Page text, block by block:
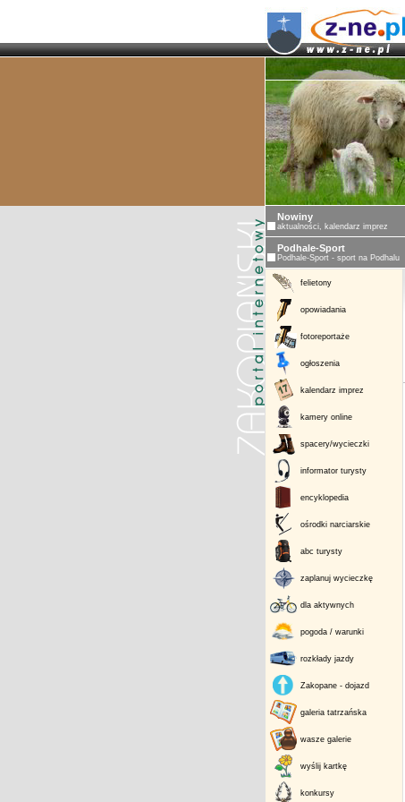
Nowiny
aktualności, kalendarz imprez
Podhale-Sport
Podhale-Sport - sport na Podhalu
felietony
opowiadania
fotoreportaże
ogłoszenia
kalendarz imprez
kamery online
spacery/wycieczki
informator turysty
encyklopedia
ośrodki narciarskie
abc turysty
zaplanuj wycieczkę
dla aktywnych
pogoda / warunki
rozkłady jazdy
Zakopane - dojazd
galeria tatrzańska
wasze galerie
wyślij kartkę
konkursy